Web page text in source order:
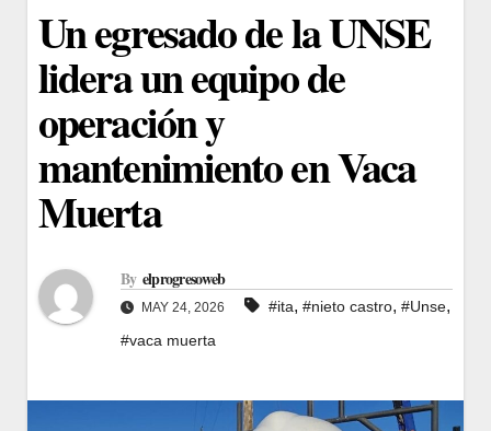
Un egresado de la UNSE
lidera un equipo de
operación y
mantenimiento en Vaca
Muerta
By elprogresoweb
MAY 24, 2026 #ita, #nieto castro, #Unse,
#vaca muerta